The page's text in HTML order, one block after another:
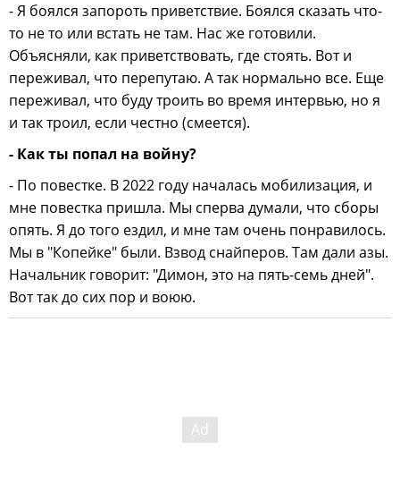
- Я боялся запороть приветствие. Боялся сказать что-
то не то или встать не там. Нас же готовили.
Объясняли, как приветствовать, где стоять. Вот и
переживал, что перепутаю. А так нормально все. Еще
переживал, что буду троить во время интервью, но я
и так троил, если честно (смеется).
- Как ты попал на войну?
- По повестке. В 2022 году началась мобилизация, и
мне повестка пришла. Мы сперва думали, что сборы
опять. Я до того ездил, и мне там очень понравилось.
Мы в "Копейке" были. Взвод снайперов. Там дали азы.
Начальник говорит: "Димон, это на пять-семь дней".
Вот так до сих пор и воюю.